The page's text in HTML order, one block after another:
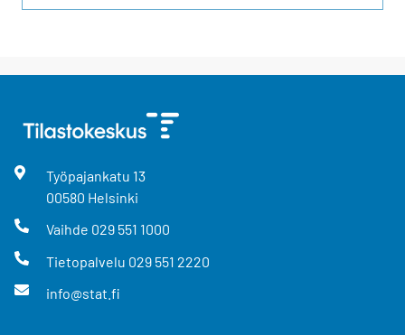
Työpajankatu 13
00580 Helsinki
Vaihde 029 551 1000
Tietopalvelu 029 551 2220
info@stat.fi